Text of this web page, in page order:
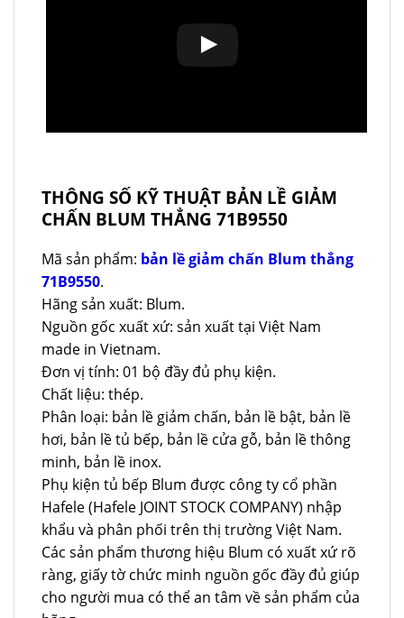
THÔNG SỐ KỸ THUẬT BẢN LỀ GIẢM
CHẤN BLUM THẲNG 71B9550
Mã sản phẩm: bản lề giảm chấn Blum thẳng
71B9550.
Hãng sản xuất: Blum.
Nguồn gốc xuất xứ: sản xuất tại Việt Nam
made in Vietnam.
Đơn vị tính: 01 bộ đầy đủ phụ kiện.
Chất liệu: thép.
Phân loại: bản lề giảm chấn, bản lề bật, bản lề
hơi, bản lề tủ bếp, bản lề cửa gỗ, bản lề thông
minh, bản lề inox.
Phụ kiện tủ bếp Blum được công ty cổ phần
Hafele (Hafele JOINT STOCK COMPANY) nhập
khẩu và phân phối trên thị trường Việt Nam.
Các sản phẩm thương hiệu Blum có xuất xứ rõ
ràng, giấy tờ chức minh nguồn gốc đầy đủ giúp
cho người mua có thể an tâm về sản phẩm của